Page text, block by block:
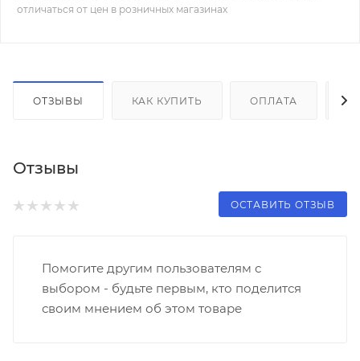
отличаться от цен в розничных магазинах
ОТЗЫВЫ КАК КУПИТЬ ОПЛАТА
Отзывы
ОСТАВИТЬ ОТЗЫВ
Помогите другим пользователям с
выбором - будьте первым, кто поделится
своим мнением об этом товаре